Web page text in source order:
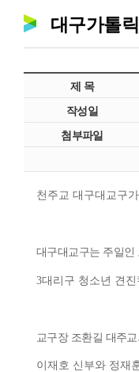
대구가톨
제 목
작성일
첨부파일
천주교 대구대교구
대구대교구는 주일
3대리구 청소년 견
교구장 조환길 대주
이재호 신부와 정재